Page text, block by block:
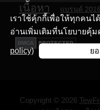
เนื้อหา แบรนด์ 2016
เราใช้คุ้กกี้เพื่อให้ทุกคน
อ่านเพิ่มเติมที่นโยบายคุ้
policy) ย
Copyright © 2026